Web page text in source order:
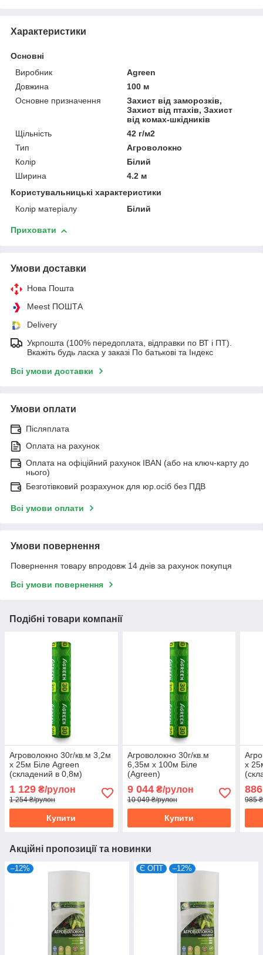
Характеристики
Основні
Виробник
Agreen
Довжина
100 м
Основне призначення
Захист від заморозків,
Захист від птахів, Захист
від комах-шкідників
Щільність
42 г/м2
Тип
Агроволокно
Колір
Білий
Ширина
4.2 м
Користувальницькі характеристики
Колір матеріалу
Білий
Приховати
Умови доставки
Нова Пошта
Meest ПОШТА
Delivery
Укрпошта (100% передоплата, відправки по ВТ і ПТ).
Вкажіть будь ласка у заказі По батькові та Індекс
Всі умови доставки
Умови оплати
Післяплата
Оплата на рахунок
Оплата на офіційний рахунок IBAN (або на ключ-карту до
нього)
Безготівковий розрахунок для юр.осіб без ПДВ
Всі умови оплати
Умови повернення
Повернення товару впродовж 14 днів за рахунок покупця
Всі умови повернення
Подібні товари компанії
Агроволокно 30г/кв.м 3,2м
х 25м Біле Agreen
(складений в 0,8м)
1 129 ₴/рулон
1 254 ₴/рулон
Купити
Агроволокно 30г/кв.м
6,35м х 100м Біле
(Agreen)
9 044₴/рулон
10 049 ₴/рулон
Купити
х
886
985
Акційні пропозиції та новинки
–12% Є ОПТ –12%